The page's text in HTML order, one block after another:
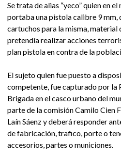
Se trata de alias “yeco” quien en
portaba una pistola calibre 9 mm,
cartuchos para la misma, material
pretendía realizar acciones
plan pistola en contra de la
El sujeto quien fue puesto a
competente, fue capturado por la
Brigada en el casco urbano del
parte de la comisión Camilo Cien
Laín Sáenz y deberá responder
de fabricación, trafico, porte o
accesorios, partes o municiones.